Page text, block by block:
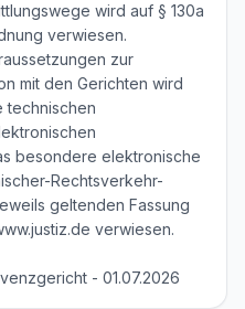
wird auf § 130a
verwiesen.
zur
mit den Gerichten wird
technischen
besondere elektronische
Rechtsverkehr-
geltenden Fassung
verwiesen.
- 01.07.2026